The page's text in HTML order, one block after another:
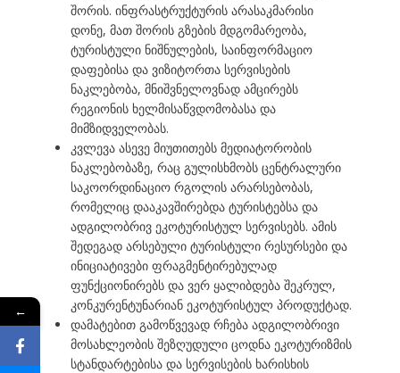
შორის. ინფრასტრუქტურის არასაკმარისი
დონე, მათ შორის გზების მდგომარეობა,
ტურისტული ნიშნულების, საინფორმაციო
დაფებისა და ვიზიტორთა სერვისების
ნაკლებობა, მნიშვნელოვნად ამცირებს
რეგიონის ხელმისაწვდომობასა და
მიმზიდველობას.
კვლევა ასევე მიუთითებს მედიატორობის
ნაკლებობაზე, რაც გულისხმობს ცენტრალური
საკოორდინაციო რგოლის არარსებობას,
რომელიც დააკავშირებდა ტურისტებსა და
ადგილობრივ ეკოტურისტულ სერვისებს. ამის
შედეგად არსებული ტურისტული რესურსები და
ინიციატივები ფრაგმენტირებულად
ფუნქციონირებს და ვერ ყალიბდება შეკრულ,
კონკურენტუნარიან ეკოტურისტულ პროდუქტად.
დამატებით გამოწვევად რჩება ადგილობრივი
მოსახლეობის შეზღუდული ცოდნა ეკოტურიზმის
სტანდარტებისა და სერვისების ხარისხის
←